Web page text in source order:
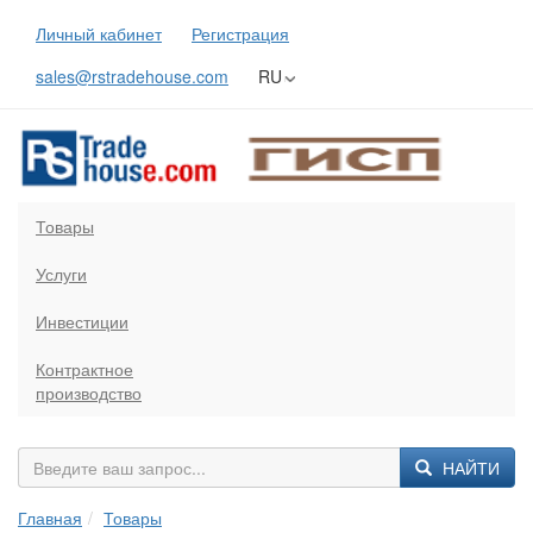
Личный кабинет
Регистрация
sales@rstradehouse.com
RU
Товары
Услуги
Инвестиции
Контрактное
производство
НАЙТИ
Главная
Товары